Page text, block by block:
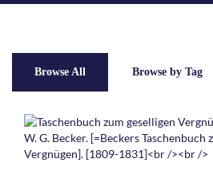
Browse All Browse by Tag